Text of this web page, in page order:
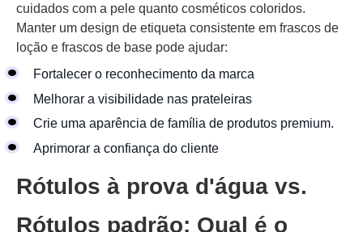
cuidados com a pele quanto cosméticos coloridos.
Manter um design de etiqueta consistente em frascos de
loção e frascos de base pode ajudar:
Fortalecer o reconhecimento da marca
Melhorar a visibilidade nas prateleiras
Crie uma aparência de família de produtos premium.
Aprimorar a confiança do cliente
Rótulos à prova d'água vs.
Rótulos padrão: Qual é o